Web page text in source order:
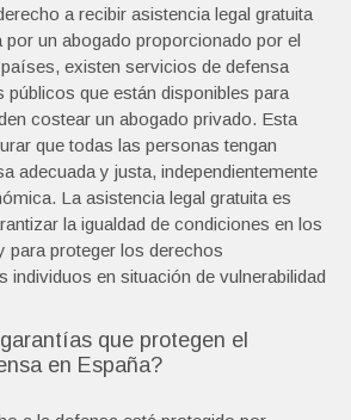
a recibir asistencia legal gratuita
por un abogado proporcionado por el
existen servicios de defensa
públicos que están disponibles para
costear un abogado privado. Esta
que todas las personas tengan
adecuada y justa, independientemente
La asistencia legal gratuita es
la igualdad de condiciones en los
para proteger los derechos
individuos en situación de vulnerabilidad
que protegen el
en España?